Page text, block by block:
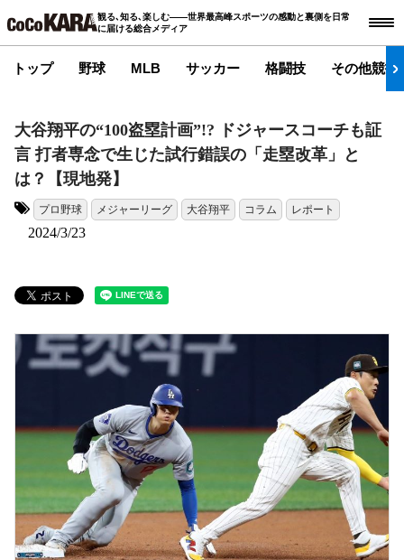
観る､知る､楽しむ――世界最高峰スポーツの感動と裏側を日常
に届ける総合メディア
トップ 野球 MLB サッカー 格闘技 その他競技
大谷翔平の“100盗塁計画”!? ドジャースコーチも証
言 打者専念で生じた試行錯誤の「走塁改革」と
は？【現地発】
プロ野球 メジャーリーグ 大谷翔平 コラム レポート
2024/3/23